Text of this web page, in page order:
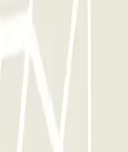
entrer et sortir du